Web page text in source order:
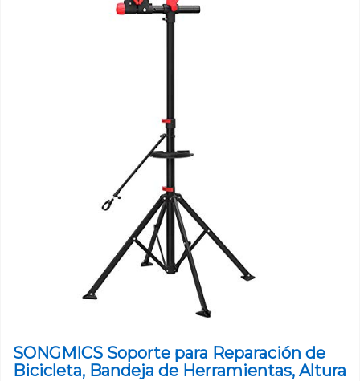
SONGMICS Soporte para Reparación de
Bicicleta, Bandeja de Herramientas, Altura